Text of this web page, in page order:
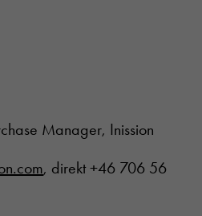
Manager, Inission
, direkt +46 706 56